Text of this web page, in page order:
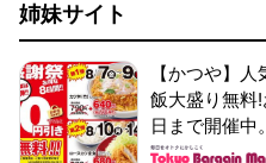
姉妹サイト
【かつや】
飯大盛り無料
日まで開催中。